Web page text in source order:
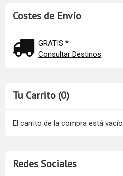
Costes de Envío
GRATIS *
Consultar Destinos
Tu Carrito (0)
El carrito de la compra está vacío
Redes Sociales